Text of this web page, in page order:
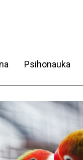
Psihonauka